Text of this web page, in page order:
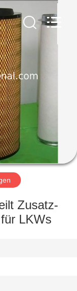
Zusatz-
LKWs